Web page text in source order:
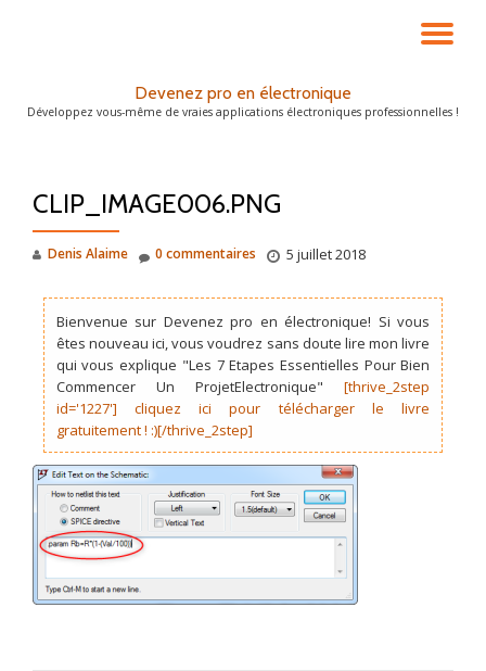
LA
Devenez pro en électronique
Développez vous-même de vraies applications électroniques professionnelles !
CLIP_IMAGE006.PNG
Denis Alaime 5 juillet 2018
0 commentaires
Bienvenue sur Devenez pro en électronique! Si vous
êtes nouveau ici, vous voudrez sans doute lire mon livre
qui vous explique "Les 7 Etapes Essentielles Pour Bien
Commencer Un ProjetElectronique"[thrive_2step
id='1227'] cliquez ici pour télécharger le livre
gratuitement ! :)[/thrive_2step]